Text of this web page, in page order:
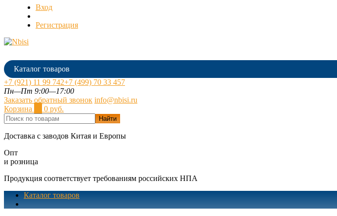
Вход
Регистрация
Каталог товаров
+7 (921) 11 99 742+7 (499) 70 33 457
Пн—Пт 9:00—17:00
Заказать обратный звонок info@nbisi.ru
Корзина
0 руб.
Найти
Доставка с заводов Китая и Европы
Опт
и розница
Продукция соответствует требованиям российских НПА
Каталог товаров